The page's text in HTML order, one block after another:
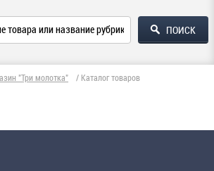
"Три молотка" / Каталог товаров